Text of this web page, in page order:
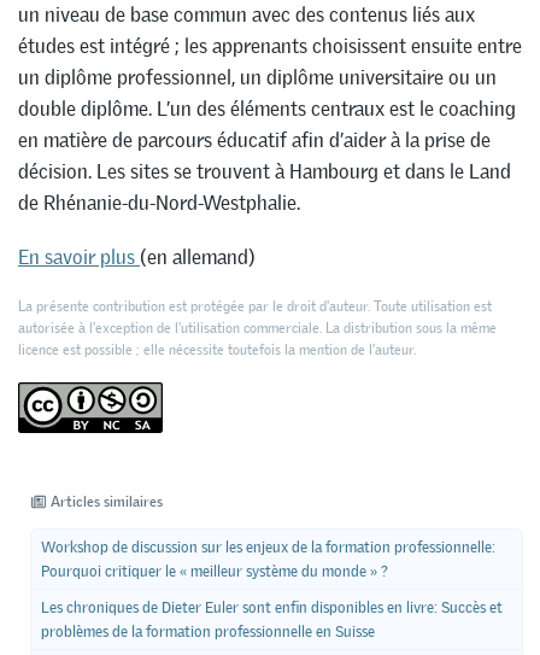
un niveau de base commun avec des contenus liés aux
études est intégré ; les apprenants choisissent ensuite entre
un diplôme professionnel, un diplôme universitaire ou un
double diplôme. L’un des éléments centraux est le coaching
en matière de parcours éducatif afin d’aider à la prise de
décision. Les sites se trouvent à Hambourg et dans le Land
de Rhénanie-du-Nord-Westphalie.
En savoir plus (en allemand)
La présente contribution est protégée par le droit d'auteur. Toute utilisation est
autorisée à l'exception de l'utilisation commerciale. La distribution sous la même
licence est possible ; elle nécessite toutefois la mention de l’auteur.
Articles similaires
Workshop de discussion sur les enjeux de la formation professionnelle:
Pourquoi critiquer le « meilleur système du monde » ?
Les chroniques de Dieter Euler sont enfin disponibles en livre: Succès et
problèmes de la formation professionnelle en Suisse